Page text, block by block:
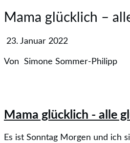
Mama glücklich –
23. Januar 2022
Von Simone Sommer-Philipp
Mama glücklich - alle
Es ist Sonntag Morgen und ich